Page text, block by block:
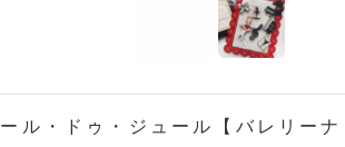
ル・ドゥ・ジュール【バレリーナ